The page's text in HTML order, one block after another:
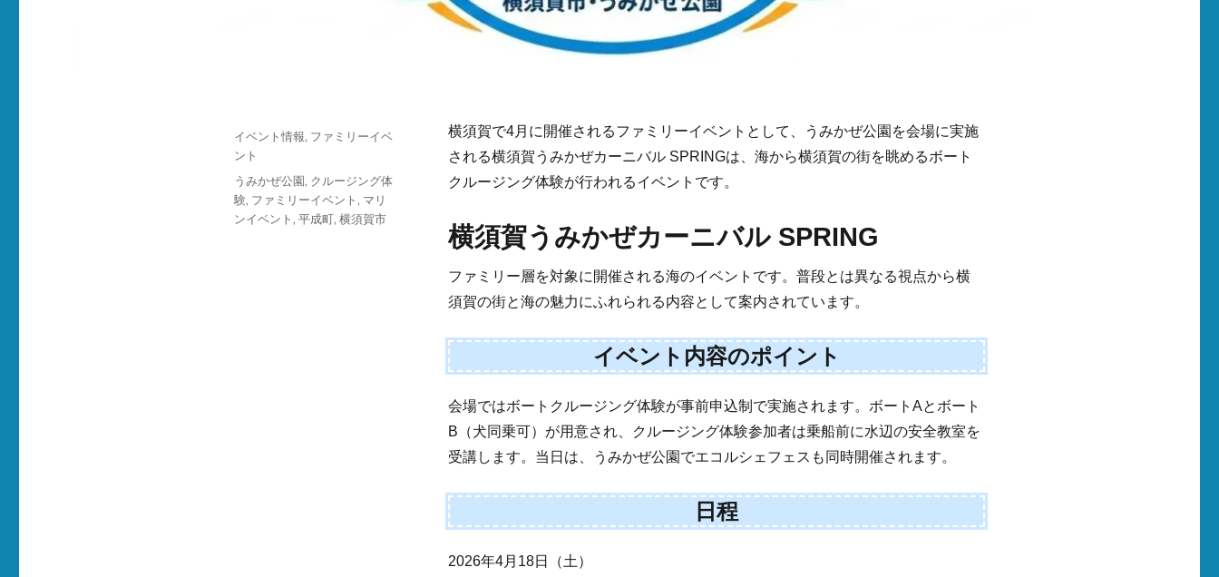
横須賀で4月に開催されるファミリーイベントとして、うみかぜ公園を会場に実施
される横須賀うみかぜカーニバル SPRINGは、海から横須賀の街を眺めるボート
クルージング体験が行われるイベントです。
横須賀うみかぜカーニバル SPRING
ファミリー層を対象に開催される海のイベントです。普段とは異なる視点から横
須賀の街と海の魅力にふれられる内容として案内されています。
イベント内容のポイント
会場ではボートクルージング体験が事前申込制で実施されます。ボートAとボート
B（犬同乗可）が用意され、クルージング体験参加者は乗船前に水辺の安全教室を
受講します。当日は、うみかぜ公園でエコルシェフェスも同時開催されます。
日程
2026年4月18日（土）
投
カ
テ
ゴ
リ
イベント情報, ファミリーイベ
ント
タ
グ
うみかぜ公園, クルージング体
験, ファミリーイベント , マリ
ンイベント , 平成町, 横須賀市